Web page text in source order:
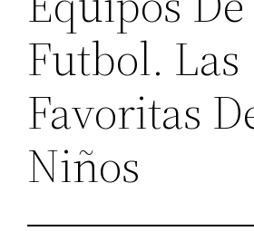
Futbol. Las
Favoritas
Niños